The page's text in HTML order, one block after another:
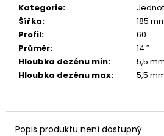
Kategorie:
Šířka:
185
Profil:
60
Průměr:
14 ″
Hloubka dezénu min:
5,5
Hloubka dezénu max: 5,5
Popis produktu není dostupný
o
u
č
u
e